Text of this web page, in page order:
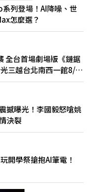
列登場！AI降噪、世
怎麼選？
全台首場劇場版《鏈鋸
三越台北南西一館8/6
撼曝光！李國毅怒嗆姚
決裂
開學祭搶抱AI筆電！